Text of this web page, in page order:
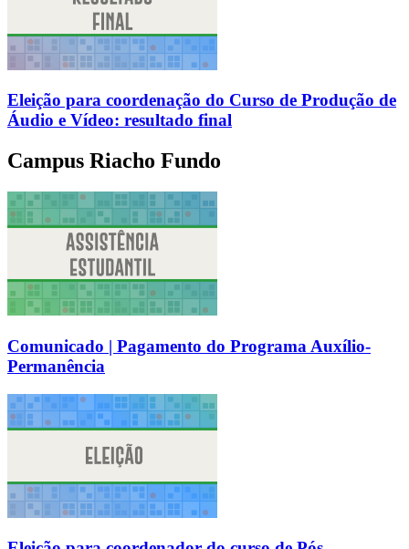
Eleição para coordenação do Curso de Produção de
Áudio e Vídeo: resultado final
Campus Riacho Fundo
Comunicado | Pagamento do Programa Auxílio-
Permanência